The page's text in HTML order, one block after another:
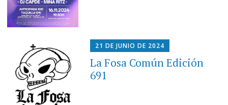
21 DE JUNIO DE 2024
La Fosa Común Edición
691